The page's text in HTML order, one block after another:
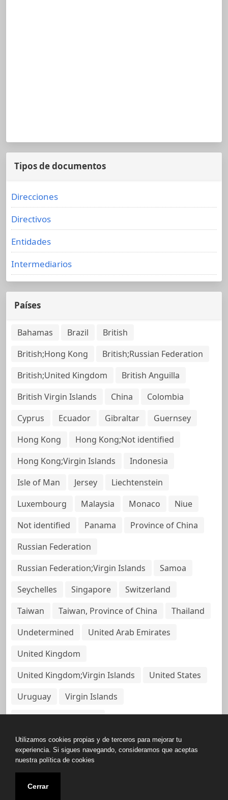
Tipos de documentos
Direcciones
Directivos
Entidades
Intermediarios
Países
Bahamas Brazil
British
British;Hong Kong
British;Russian Federation
British;United Kingdom
British Anguilla
British Virgin Islands
China
Colombia
Cyprus
Ecuador Gibraltar
Guernsey
Hong Kong
Hong Kong;Not identified
Hong Kong;Virgin Islands
Indonesia
Isle of Man
Jersey
Liechtenstein
Luxembourg
Malaysia Monaco
Niue
Not identified
Panama
Province of China
Russian Federation
Russian Federation;Virgin Islands
Samoa
Seychelles
Singapore
Switzerland
Taiwan
Taiwan, Province of China
Thailand
Undetermined
United Arab Emirates
United Kingdom
United Kingdom;Virgin Islands
United States
Uruguay
Virgin Islands
Virgin Islands, British
Copyright © All rights reserved.
Utilizamos cookies propias y de terceros para mejorar tu
experiencia. Si sigues navegando, consideramos que aceptas
nuestra política de cookies
Cerrar